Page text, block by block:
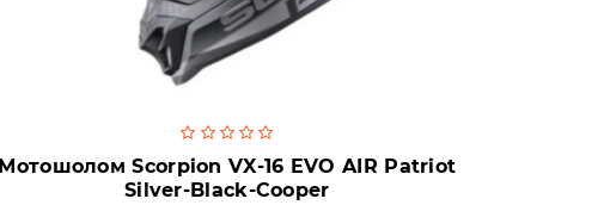
Мотошолом Scorpion VX-16 EVO AIR Patriot
Silver-Black-Cooper